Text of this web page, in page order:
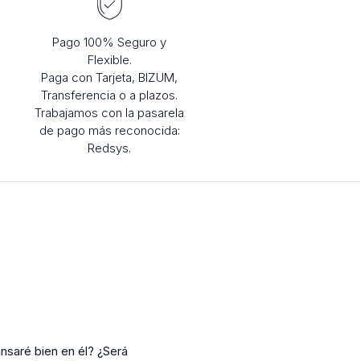
Pago 100% Seguro y
Flexible.
Paga con Tarjeta, BIZUM,
Transferencia o a plazos.
Trabajamos con la pasarela
de pago más reconocida:
Redsys.
bien en él? ¿Será